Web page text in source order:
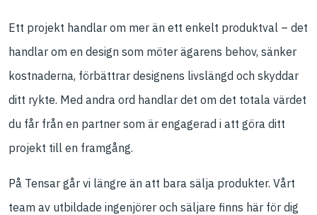
Ett projekt handlar om mer än ett enkelt produktval – det
handlar om en design som möter ägarens behov, sänker
kostnaderna, förbättrar designens livslängd och skyddar
ditt rykte. Med andra ord handlar det om det totala värdet
du får från en partner som är engagerad i att göra ditt
projekt till en framgång.
På Tensar går vi längre än att bara sälja produkter. Vårt
team av utbildade ingenjörer och säljare finns här för dig